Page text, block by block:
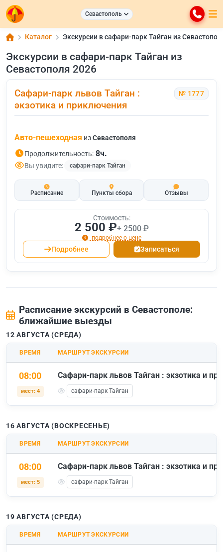
Севастополь
Каталог Экскурсии в сафари-парк Тайган из
Экскурсии в сафари-парк Тайган из
Севастополя 2026
Сафари-парк львов Тайган :
экзотика и приключения
№ 1777
Авто-пешеходная изСевастополя
Продолжительность: 8ч.
Вы увидите: сафари-парк Тайган
Расписание Пункты сбора Отзывы
Стоимость:
2 500 ₽+ 2500 ₽
подробнее о цене
Подробнее Записаться
Расписание экскурсий в Севастополе:
ближайшие выезды
12 АВГУСТА (СРЕДА)
ВРЕМЯ МАРШРУТ ЭКСКУРСИИ
08:00
мест: 4
Сафари-парк львов Тайган : экзотика и
сафари-парк Тайган
16 АВГУСТА (ВОСКРЕСЕНЬЕ)
ВРЕМЯ МАРШРУТ ЭКСКУРСИИ
08:00
мест: 5
Сафари-парк львов Тайган : экзотика и
сафари-парк Тайган
19 АВГУСТА (СРЕДА)
ВРЕМЯ МАРШРУТ ЭКСКУРСИИ